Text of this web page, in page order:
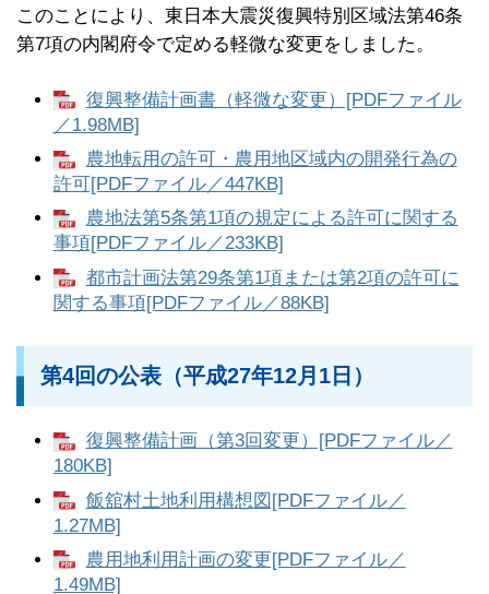
このことにより、東日本大震災復興特別区域法第46条
第7項の内閣府令で定める軽微な変更をしました。
復興整備計画書（軽微な変更）[PDFファイル
／1.98MB]
農地転用の許可・農用地区域内の開発行為の
許可[PDFファイル／447KB]
農地法第5条第1項の規定による許可に関する
事項[PDFファイル／233KB]
都市計画法第29条第1項または第2項の許可に
関する事項[PDFファイル／88KB]
第4回の公表（平成27年12月1日）
復興整備計画（第3回変更）[PDFファイル／
180KB]
飯舘村土地利用構想図[PDFファイル／
1.27MB]
農用地利用計画の変更[PDFファイル／
1.49MB]